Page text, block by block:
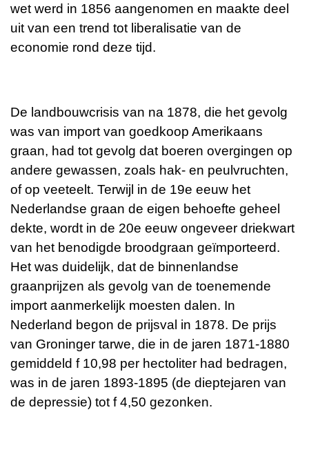
wet werd in 1856 aangenomen en maakte deel
uit van een trend tot liberalisatie van de
economie rond deze tijd.
De landbouwcrisis van na 1878, die het gevolg
was van import van goedkoop Amerikaans
graan, had tot gevolg dat boeren overgingen op
andere gewassen, zoals hak- en peulvruchten,
of op veeteelt. Terwijl in de 19e eeuw het
Nederlandse graan de eigen behoefte geheel
dekte, wordt in de 20e eeuw ongeveer driekwart
van het benodigde broodgraan geïmporteerd.
Het was duidelijk, dat de binnenlandse
graanprijzen als gevolg van de toenemende
import aanmerkelijk moesten dalen. In
Nederland begon de prijsval in 1878. De prijs
van Groninger tarwe, die in de jaren 1871-1880
gemiddeld f 10,98 per hectoliter had bedragen,
was in de jaren 1893-1895 (de dieptejaren van
de depressie) tot f 4,50 gezonken.